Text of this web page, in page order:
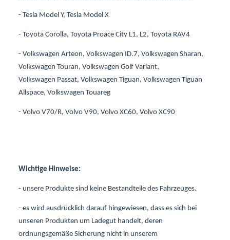
- Tesla Model Y, Tesla Model X
- Toyota Corolla, Toyota Proace City L1, L2, Toyota RAV4
- Volkswagen Arteon, Volkswagen ID.7, Volkswagen Sharan,
Volkswagen Touran, Volkswagen Golf Variant,
Volkswagen Passat, Volkswagen Tiguan, Volkswagen Tiguan
Allspace, Volkswagen Touareg
- Volvo V70/R, Volvo V90, Volvo XC60, Volvo XC90
Wichtige Hinweise:
- unsere Produkte sind keine Bestandteile des Fahrzeuges.
- es wird ausdrücklich darauf hingewiesen, dass es sich bei
unseren Produkten um Ladegut handelt, deren
ordnungsgemäße Sicherung nicht in unserem